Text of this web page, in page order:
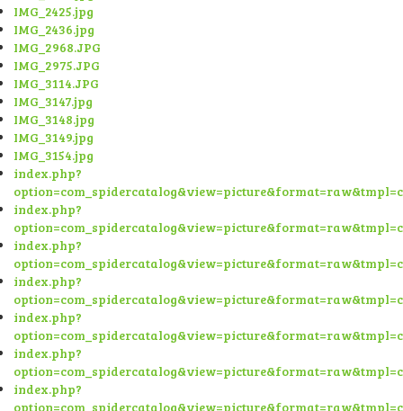
IMG_2425.jpg
IMG_2436.jpg
IMG_2968.JPG
IMG_2975.JPG
IMG_3114.JPG
IMG_3147.jpg
IMG_3148.jpg
IMG_3149.jpg
IMG_3154.jpg
index.php?
index.php?
index.php?
index.php?
index.php?
index.php?
index.php?